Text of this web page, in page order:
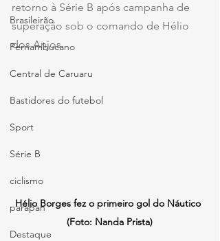
Brasileirão
Pernambucano
Central de Caruaru
Bastidores do futebol
Sport
Série B
ciclismo
parapan
Destaque
retorno à Série B após campanha de
superação sob o comando de Hélio
dos Anjos.
Hélio Borges fez o primeiro gol do Náutico
(Foto: Nanda Prista)